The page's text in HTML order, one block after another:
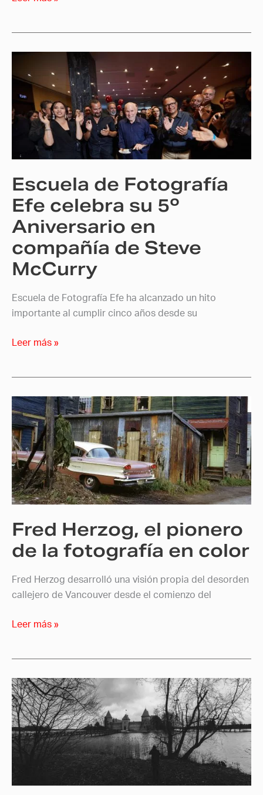
Escuela de Fotografía
Efe celebra su 5º
Aniversario en
compañía de Steve
McCurry
Escuela de Fotografía Efe ha alcanzado un hito
importante al cumplir cinco años desde su
Fotografía
Efe
celebra
en
compañía
de
Steve
McCurry
Leer más »
Fred Herzog, el pionero
de la fotografía en color
Fred Herzog desarrolló una visión propia del desorden
callejero de Vancouver desde el comienzo del
Fred
Herzog,
el
pionero
de
la
fotografía
color
Leer más »
El
Castillo
de
Trakai,
fotografías